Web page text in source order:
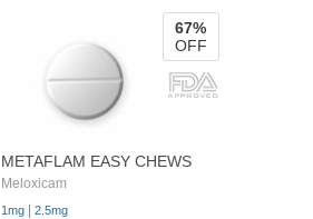
METAFLAM EASY CHEWS
Meloxicam
1mg | 2.5mg
67%
OFF